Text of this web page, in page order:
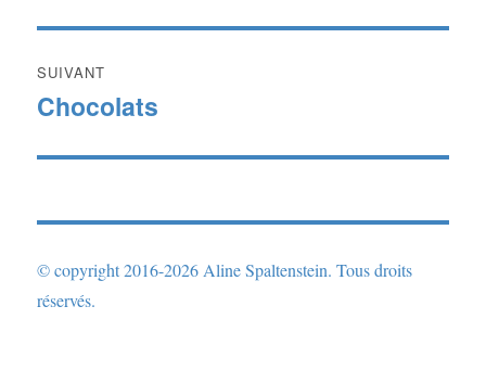
SUIVANT
Publication
Chocolats
© copyright 2016-2026 Aline Spaltenstein. Tous droits
réservés.